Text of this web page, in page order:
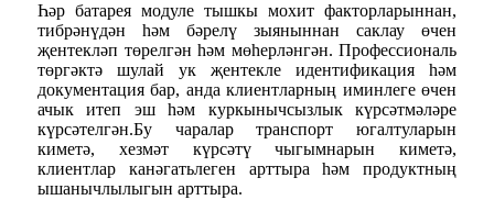
Һәр батарея модуле тышкы мохит факторларыннан,
тибрәнүдән һәм бәрелү зыяныннан саклау өчен
җентекләп төрелгән һәм мөһерләнгән. Профессиональ
төргәктә шулай ук ​​җентекле идентификация һәм
документация бар, анда клиентларның иминлеге өчен
ачык итеп эш һәм куркынычсызлык күрсәтмәләре
күрсәтелгән.Бу чаралар транспорт югалтуларын
киметә, хезмәт күрсәтү чыгымнарын киметә,
клиентлар канәгатьлеген арттыра һәм продуктның
ышанычлылыгын арттыра.